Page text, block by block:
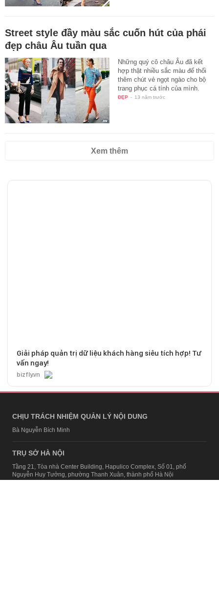
Street style đầy màu sắc cuốn hút của phái
đẹp châu Âu tuần qua
Những quý cô châu Âu đã kết
hợp thật nhiều sắc màu để thổi
thêm chút vẻ ngọt ngào cho bộ
trang phục cá tính của mình.
ĐẸP - 13 năm trước
Xem thêm
Giải pháp quản trị dữ liệu khách hàng siêu tích hợp! Tư
vấn ngay!
bizfly.vn
CHỊU TRÁCH NHIỆM QUẢN LÝ NỘI DUNG
Bà Nguyễn Bích Minh
TRỤ SỞ HÀ NỘI
Tầng 21, Tòa nhà Center Building, Hapulico Complex, Số 01, phố
Nguyễn Huy Tưởng, phường Thanh Xuân, thành phố Hà Nội